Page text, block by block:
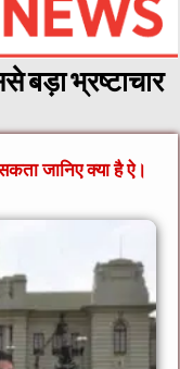
बड़ा भ्रष्टाचार
जानिए क्या है ऐ।